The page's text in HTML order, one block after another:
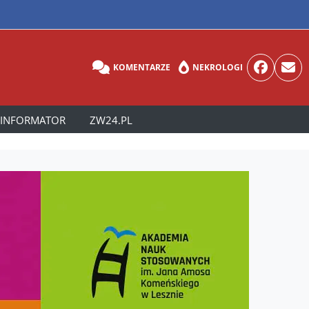
KOMENTARZE NEKROLOGI
INFORMATOR ZW24.PL